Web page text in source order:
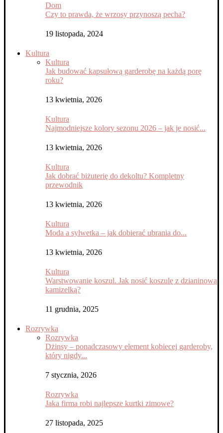
Dom
Czy to prawda, że wrzosy przynoszą pecha?
19 listopada, 2024
Kultura
Kultura
Jak budować kapsułową garderobę na każdą porę
roku?
13 kwietnia, 2026
Kultura
Najmodniejsze kolory sezonu 2026 – jak je nosić...
13 kwietnia, 2026
Kultura
Jak dobrać biżuterię do dekoltu? Kompletny
przewodnik
13 kwietnia, 2026
Kultura
Moda a sylwetka – jak dobierać ubrania do...
13 kwietnia, 2026
Kultura
Warstwowanie koszul. Jak nosić koszulę z dzianinową
kamizelką?
11 grudnia, 2025
Rozrywka
Rozrywka
Dżinsy – ponadczasowy element kobiecej garderoby,
który nigdy...
7 stycznia, 2026
Rozrywka
Jaka firma robi najlepsze kurtki zimowe?
27 listopada, 2025